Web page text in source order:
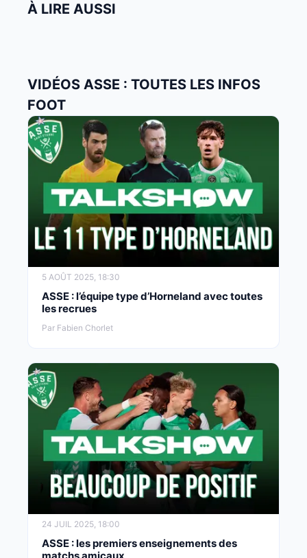
À LIRE AUSSI
VIDÉOS ASSE : TOUTES LES INFOS
FOOT
5 AOÛT 2025, 18:30
ASSE : l’équipe type d’Horneland avec toutes
les recrues
Par Fabien Chorlet
24 JUIL 2025, 18:00
ASSE : les premiers enseignements des
matchs amicaux